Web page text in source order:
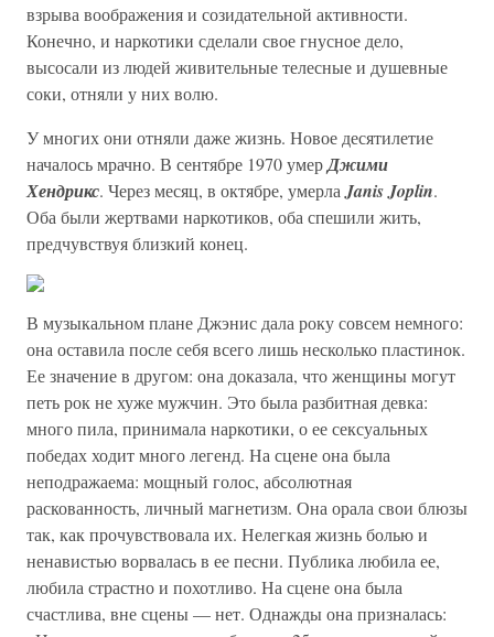
взрыва воображения и созидательной активности.
Конечно, и наркотики сделали свое гнусное дело,
высосали из людей живительные телесные и душевные
соки, отняли у них волю.
У многих они отняли даже жизнь. Новое десятилетие
началось мрачно. В сентябре 1970 умерДжими
Хендрикс. Через месяц, в октябре, умерла Janis Joplin.
Оба были жертвами наркотиков, оба спешили жить,
предчувствуя близкий конец.
В музыкальном плане Джэнис дала року совсем немного:
она оставила после себя всего лишь несколько пластинок.
Ее значение в другом: она доказала, что женщины могут
петь рок не хуже мужчин. Это была разбитная девка:
много пила, принимала наркотики, о ее сексуальных
победах ходит много легенд. На сцене она была
неподражаема: мощный голос, абсолютная
раскованность, личный магнетизм. Она орала свои блюзы
так, как прочувствовала их. Нелегкая жизнь болью и
ненавистью ворвалась в ее песни. Публика любила ее,
любила страстно и похотливо. На сцене она была
счастлива, вне сцены — нет. Однажды она призналась: